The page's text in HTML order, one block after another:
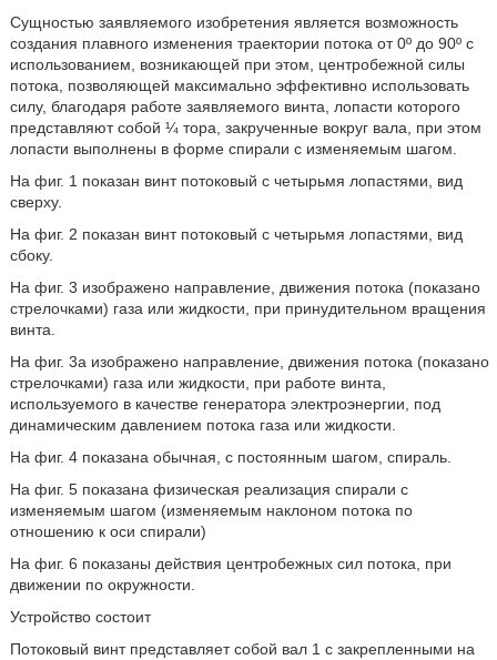
Сущностью заявляемого изобретения является возможность
создания плавного изменения траектории потока от 0º до 90º с
использованием, возникающей при этом, центробежной силы
потока, позволяющей максимально эффективно использовать
силу, благодаря работе заявляемого винта, лопасти которого
представляют собой ¼ тора, закрученные вокруг вала, при этом
лопасти выполнены в форме спирали с изменяемым шагом.
На фиг. 1 показан винт потоковый с четырьмя лопастями, вид
сверху.
На фиг. 2 показан винт потоковый с четырьмя лопастями, вид
сбоку.
На фиг. 3 изображено направление, движения потока (показано
стрелочками) газа или жидкости, при принудительном вращения
винта.
На фиг. 3а изображено направление, движения потока (показано
стрелочками) газа или жидкости, при работе винта,
используемого в качестве генератора электроэнергии, под
динамическим давлением потока газа или жидкости.
На фиг. 4 показана обычная, с постоянным шагом, спираль.
На фиг. 5 показана физическая реализация спирали с
изменяемым шагом (изменяемым наклоном потока по
отношению к оси спирали)
На фиг. 6 показаны действия центробежных сил потока, при
движении по окружности.
Устройство состоит
Потоковый винт представляет собой вал 1 с закрепленными на